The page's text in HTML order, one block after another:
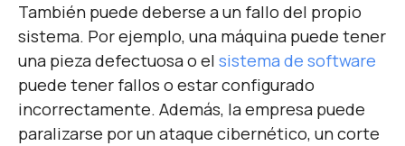
También puede deberse a un fallo del propio
sistema. Por ejemplo, una máquina puede tener
una pieza defectuosa o el sistema de software
puede tener fallos o estar configurado
incorrectamente. Además, la empresa puede
paralizarse por un ataque cibernético, un corte